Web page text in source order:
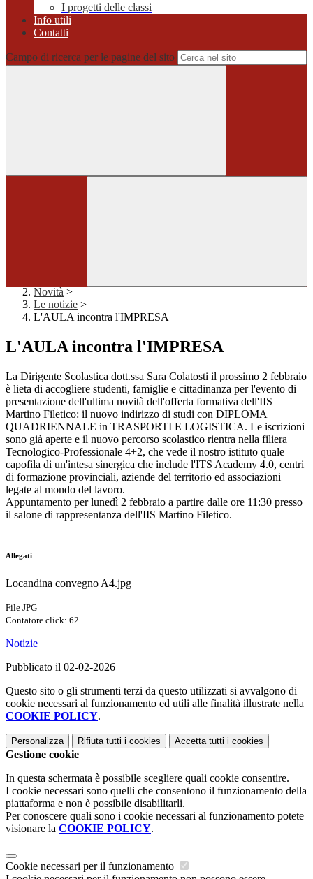
I progetti delle classi
Info utili
Contatti
Campo di ricerca per le pagine del sito
Novità >
Le notizie >
L'AULA incontra l'IMPRESA
L'AULA incontra l'IMPRESA
La Dirigente Scolastica dott.ssa Sara Colatosti il prossimo 2 febbraio
è lieta di accogliere studenti, famiglie e cittadinanza per l'evento di
presentazione dell'ultima novità dell'offerta formativa dell'IIS
Martino Filetico: il nuovo indirizzo di studi con DIPLOMA
QUADRIENNALE in TRASPORTI E LOGISTICA. Le iscrizioni
sono già aperte e il nuovo percorso scolastico rientra nella filiera
Tecnologico-Professionale 4+2, che vede il nostro istituto quale
capofila di un'intesa sinergica che include l'ITS Academy 4.0, centri
di formazione provinciali, aziende del territorio ed associazioni
legate al mondo del lavoro.
Appuntamento per lunedì 2 febbraio a partire dalle ore 11:30 presso
il salone di rappresentanza dell'IIS Martino Filetico.
Allegati
Locandina convegno A4.jpg
File JPG
Contatore click: 62
Notizie
Pubblicato il 02-02-2026
Questo sito o gli strumenti terzi da questo utilizzati si avvalgono di
cookie necessari al funzionamento ed utili alle finalità illustrate nella
COOKIE POLICY.
Personalizza Rifiuta tutti i cookies Accetta tutti i cookies
Gestione cookie
In questa schermata è possibile scegliere quali cookie consentire.
I cookie necessari sono quelli che consentono il funzionamento della
piattaforma e non è possibile disabilitarli.
Per conoscere quali sono i cookie necessari al funzionamento potete
visionare la COOKIE POLICY.
Cookie necessari per il funzionamento